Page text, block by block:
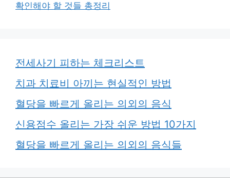
확인해야 할 것들 총정리
전세사기 피하는 체크리스트
치과 치료비 아끼는 현실적인 방법
혈당을 빠르게 올리는 의외의 음식
신용점수 올리는 가장 쉬운 방법 10가지
혈당을 빠르게 올리는 의외의 음식들